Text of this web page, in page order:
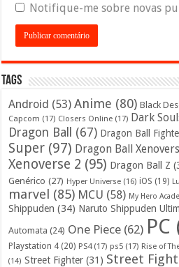
Notifique-me sobre novas
Tags
Android (53) Anime (80) Black
Capcom (17) Closers Online (17) Dark
Dragon Ball (67) Dragon Ball
Super (97) Dragon Ball
Xenoverse 2 (95) Dragon Ball Z
Genérico (27) Hyper Universe (16) iOS (19)
marvel (85) MCU (58) My Hero
Shippuden (34) Naruto Shippuden
Automata (24) One Piece (62) PC
Playstation 4 (20) PS4(17) ps5 (17) Rise of
(14) Street Fighter (31) Street